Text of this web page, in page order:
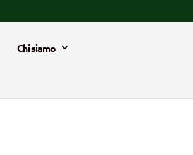
Chi siamo